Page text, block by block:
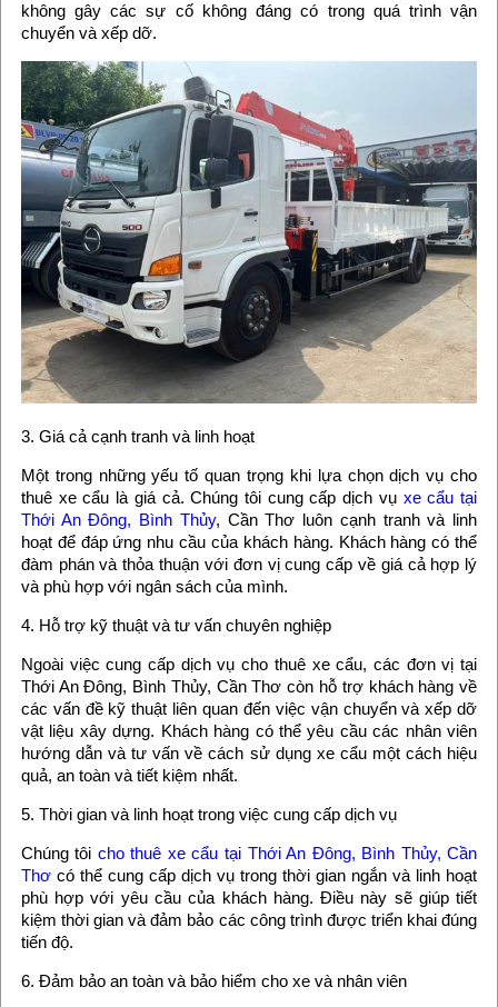
không gây các sự cố không đáng có trong quá trình vận
chuyển và xếp dỡ.
3. Giá cả cạnh tranh và linh hoạt
Một trong những yếu tố quan trọng khi lựa chọn dịch vụ cho
thuê xe cẩu là giá cả. Chúng tôi cung cấp dịch vụ xe cẩu tại
Thới An Đông, Bình Thủy, Cần Thơ luôn cạnh tranh và linh
hoạt để đáp ứng nhu cầu của khách hàng. Khách hàng có thể
đàm phán và thỏa thuận với đơn vị cung cấp về giá cả hợp lý
và phù hợp với ngân sách của mình.
4. Hỗ trợ kỹ thuật và tư vấn chuyên nghiệp
Ngoài việc cung cấp dịch vụ cho thuê xe cẩu, các đơn vị tại
Thới An Đông, Bình Thủy, Cần Thơ còn hỗ trợ khách hàng về
các vấn đề kỹ thuật liên quan đến việc vận chuyển và xếp dỡ
vật liệu xây dựng. Khách hàng có thể yêu cầu các nhân viên
hướng dẫn và tư vấn về cách sử dụng xe cẩu một cách hiệu
quả, an toàn và tiết kiệm nhất.
5. Thời gian và linh hoạt trong việc cung cấp dịch vụ
Chúng tôi cho thuê xe cẩu tại Thới An Đông, Bình Thủy, Cần
Thơcó thể cung cấp dịch vụ trong thời gian ngắn và linh hoạt
phù hợp với yêu cầu của khách hàng. Điều này sẽ giúp tiết
kiệm thời gian và đảm bảo các công trình được triển khai đúng
tiến độ.
6. Đảm bảo an toàn và bảo hiểm cho xe và nhân viên